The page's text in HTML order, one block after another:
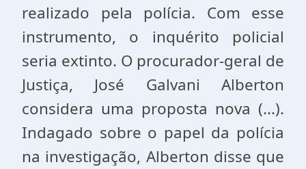
realizado pela polícia. Com esse
instrumento, o inquérito policial
seria extinto. O procurador-geral de
Justiça, José Galvani Alberton
considera uma proposta nova (...).
Indagado sobre o papel da polícia
na investigação, Alberton disse que